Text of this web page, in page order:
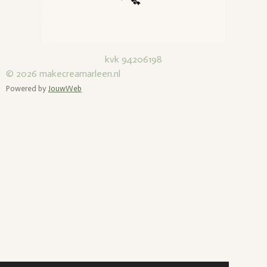
kvk 94206198
© 2026 makecreamarleen.nl
Powered by JouwWeb